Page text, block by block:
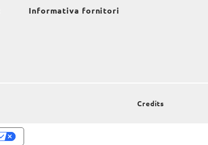
Informativa fornitori
Credits